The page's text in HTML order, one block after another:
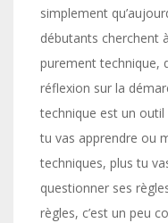
simplement
débutants cherchent
purement technique,
réflexion sur la
technique est un outil
tu vas apprendre ou
techniques, plus tu
questionner ses
règles, c’est un peu